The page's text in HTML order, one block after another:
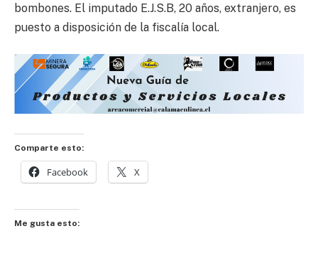
bombones. El imputado E.J.S.B, 20 años, extranjero, es
puesto a disposición de la fiscalía local.
Comparte esto:
Facebook X
Me gusta esto: